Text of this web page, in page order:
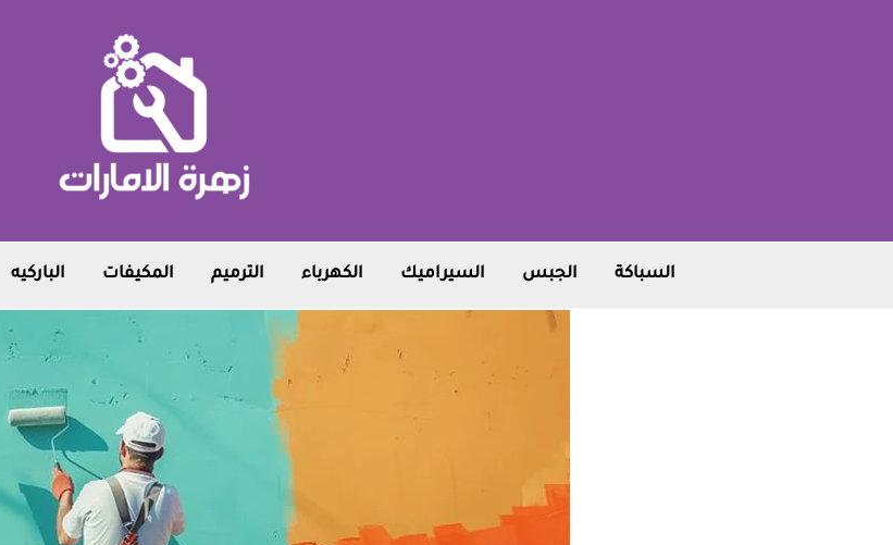
السباكة الجبس السيراميك الكهرباء الترميم المكيفات الباركيه